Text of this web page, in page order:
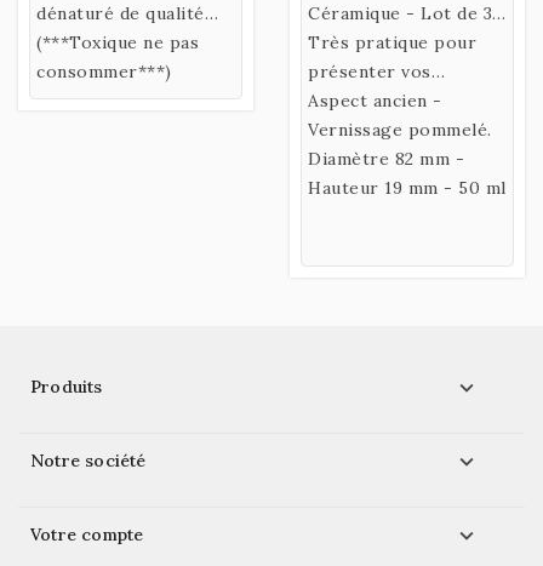
dénaturé de qualité
laboratoire 90/95° -
Flacon de 15 ml
(***Toxique ne pas
consommer***)
Céramique - Lot de 3
ou 6 Coupelles
Très pratique pour
présenter vos
pigments lors
d'exposition.
Aspect ancien -
Vernissage pommelé.
Diamètre 82 mm -
Hauteur 19 mm - 50 ml
Produits 
Notre société 
Votre compte 